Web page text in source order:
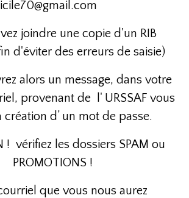
joindre une copie d'un RIB
d'éviter des erreurs de saisie)
alors un message, dans votre
provenant de l' URSSAF vous
d’ un mot de passe.
! vérifiez les dossiers SPAM ou
PROMOTIONS !
que vous nous aurez